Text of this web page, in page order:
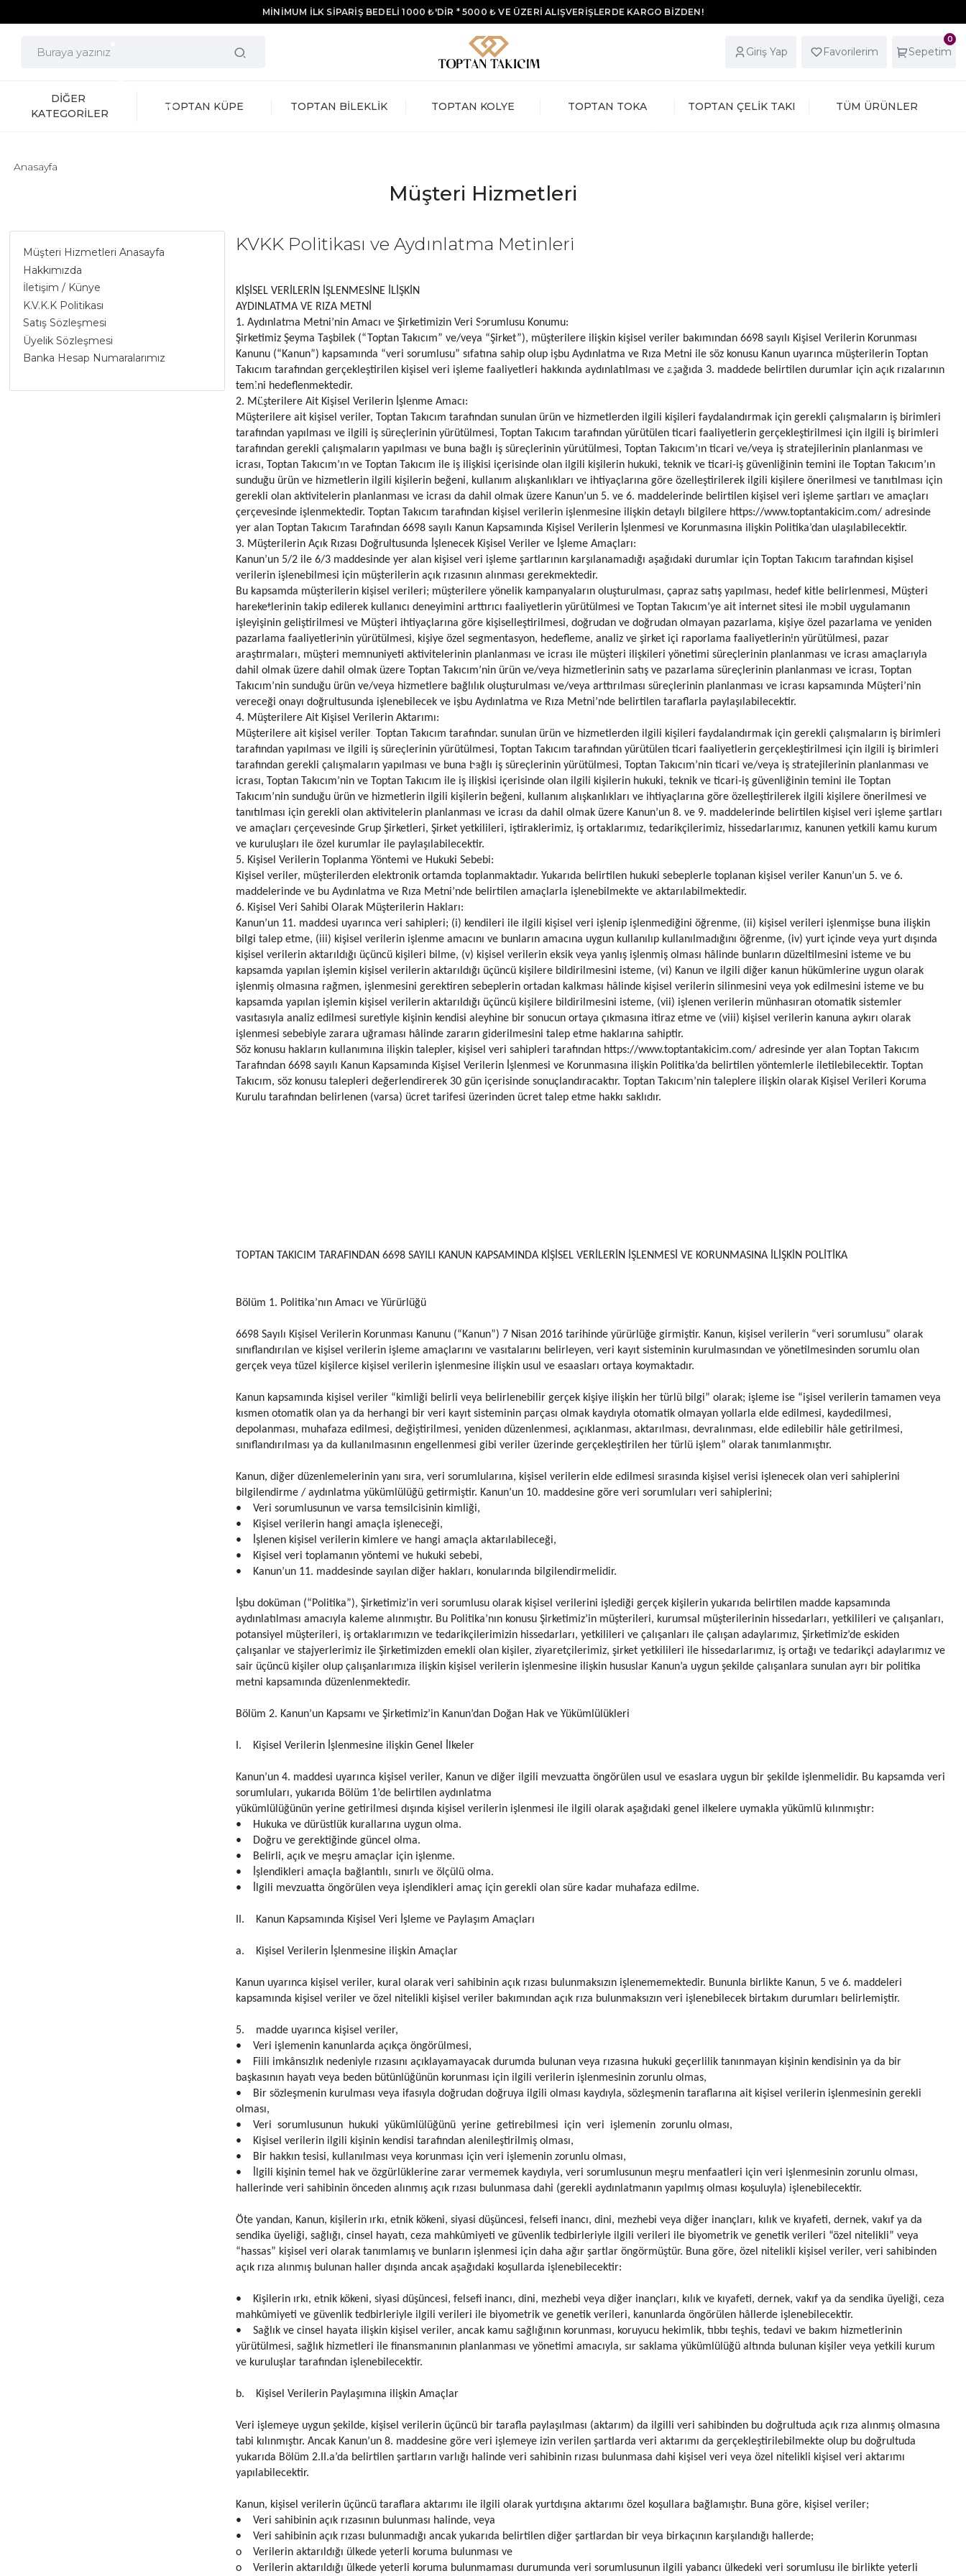
MİNİMUM İLK SİPARİŞ BEDELİ 1000 ₺'DİR * 5000 ₺ VE ÜZERİ ALIŞVERİŞLERDE KARGO BİZDEN!
Giriş Yap Favorilerim
0
Sepetim
DİĞER
KATEGORİLER
TOPTAN KÜPE TOPTAN BİLEKLİK TOPTAN KOLYE TOPTAN TOKA TOPTAN ÇELİK TAKI TÜM ÜRÜNLER
Müşteri Hizmetleri
Anasayfa
Müşteri Hizmetleri Anasayfa
Hakkımızda
İletişim / Künye
K.V.K.K Politikası
Satış Sözleşmesi
Üyelik Sözleşmesi
Banka Hesap Numaralarımız
KVKK Politikası ve Aydınlatma Metinleri
KİŞİSEL VERİLERİN İŞLENMESİNE İLİŞKİN
AYDINLATMA VE RIZA METNİ
1. Aydınlatma Metni’nin Amacı ve Şirketimizin Veri Sorumlusu Konumu:
Şirketimiz Şeyma Taşbilek (“Toptan Takıcım” ve/veya “Şirket”), müşterilere ilişkin kişisel veriler bakımından 6698 sayılı Kişisel Verilerin Korunması
Kanunu (“Kanun”) kapsamında “veri sorumlusu” sıfatına sahip olup işbu Aydınlatma ve Rıza Metni ile söz konusu Kanun uyarınca müşterilerin Toptan
Takıcım tarafından gerçekleştirilen kişisel veri işleme faaliyetleri hakkında aydınlatılması ve aşağıda 3. maddede belirtilen durumlar için açık rızalarının
temini hedeflenmektedir.
2. Müşterilere Ait Kişisel Verilerin İşlenme Amacı:
Müşterilere ait kişisel veriler, Toptan Takıcım tarafından sunulan ürün ve hizmetlerden ilgili kişileri faydalandırmak için gerekli çalışmaların iş birimleri
tarafından yapılması ve ilgili iş süreçlerinin yürütülmesi, Toptan Takıcım tarafından yürütülen ticari faaliyetlerin gerçekleştirilmesi için ilgili iş birimleri
tarafından gerekli çalışmaların yapılması ve buna bağlı iş süreçlerinin yürütülmesi, Toptan Takıcım’ın ticari ve/veya iş stratejilerinin planlanması ve
icrası, Toptan Takıcım’ın ve Toptan Takıcım ile iş ilişkisi içerisinde olan ilgili kişilerin hukuki, teknik ve ticari-iş güvenliğinin temini ile Toptan Takıcım’ın
sunduğu ürün ve hizmetlerin ilgili kişilerin beğeni, kullanım alışkanlıkları ve ihtiyaçlarına göre özelleştirilerek ilgili kişilere önerilmesi ve tanıtılması için
gerekli olan aktivitelerin planlanması ve icrası da dahil olmak üzere Kanun’un 5. ve 6. maddelerinde belirtilen kişisel veri işleme şartları ve amaçları
çerçevesinde işlenmektedir. Toptan Takıcım tarafından kişisel verilerin işlenmesine ilişkin detaylı bilgilere https://www.toptantakicim.com/ adresinde
yer alan Toptan Takıcım Tarafından 6698 sayılı Kanun Kapsamında Kişisel Verilerin İşlenmesi ve Korunmasına ilişkin Politika’dan ulaşılabilecektir.
3. Müşterilerin Açık Rızası Doğrultusunda İşlenecek Kişisel Veriler ve İşleme Amaçları:
Kanun’un 5/2 ile 6/3 maddesinde yer alan kişisel veri işleme şartlarının karşılanamadığı aşağıdaki durumlar için Toptan Takıcım tarafından kişisel
verilerin işlenebilmesi için müşterilerin açık rızasının alınması gerekmektedir.
Bu kapsamda müşterilerin kişisel verileri; müşterilere yönelik kampanyaların oluşturulması, çapraz satış yapılması, hedef kitle belirlenmesi, Müşteri
hareketlerinin takip edilerek kullanıcı deneyimini arttırıcı faaliyetlerin yürütülmesi ve Toptan Takıcım’ye ait internet sitesi ile mobil uygulamanın
işleyişinin geliştirilmesi ve Müşteri ihtiyaçlarına göre kişiselleştirilmesi, doğrudan ve doğrudan olmayan pazarlama, kişiye özel pazarlama ve yeniden
pazarlama faaliyetlerinin yürütülmesi, kişiye özel segmentasyon, hedefleme, analiz ve şirket içi raporlama faaliyetlerinin yürütülmesi, pazar
araştırmaları, müşteri memnuniyeti aktivitelerinin planlanması ve icrası ile müşteri ilişkileri yönetimi süreçlerinin planlanması ve icrası amaçlarıyla
dahil olmak üzere dahil olmak üzere Toptan Takıcım’nin ürün ve/veya hizmetlerinin satış ve pazarlama süreçlerinin planlanması ve icrası, Toptan
Takıcım’nin sunduğu ürün ve/veya hizmetlere bağlılık oluşturulması ve/veya arttırılması süreçlerinin planlanması ve icrası kapsamında Müşteri’nin
vereceği onayı doğrultusunda işlenebilecek ve işbu Aydınlatma ve Rıza Metni’nde belirtilen taraflarla paylaşılabilecektir.
4. Müşterilere Ait Kişisel Verilerin Aktarımı:
Müşterilere ait kişisel veriler, Toptan Takıcım tarafından sunulan ürün ve hizmetlerden ilgili kişileri faydalandırmak için gerekli çalışmaların iş birimleri
tarafından yapılması ve ilgili iş süreçlerinin yürütülmesi, Toptan Takıcım tarafından yürütülen ticari faaliyetlerin gerçekleştirilmesi için ilgili iş birimleri
tarafından gerekli çalışmaların yapılması ve buna bağlı iş süreçlerinin yürütülmesi, Toptan Takıcım’nin ticari ve/veya iş stratejilerinin planlanması ve
icrası, Toptan Takıcım’nin ve Toptan Takıcım ile iş ilişkisi içerisinde olan ilgili kişilerin hukuki, teknik ve ticari-iş güvenliğinin temini ile Toptan
Takıcım’nin sunduğu ürün ve hizmetlerin ilgili kişilerin beğeni, kullanım alışkanlıkları ve ihtiyaçlarına göre özelleştirilerek ilgili kişilere önerilmesi ve
tanıtılması için gerekli olan aktivitelerin planlanması ve icrası da dahil olmak üzere Kanun’un 8. ve 9. maddelerinde belirtilen kişisel veri işleme şartları
ve amaçları çerçevesinde Grup Şirketleri, Şirket yetkilileri, iştiraklerimiz, iş ortaklarımız, tedarikçilerimiz, hissedarlarımız, kanunen yetkili kamu kurum
ve kuruluşları ile özel kurumlar ile paylaşılabilecektir.
5. Kişisel Verilerin Toplanma Yöntemi ve Hukuki Sebebi:
Kişisel veriler, müşterilerden elektronik ortamda toplanmaktadır. Yukarıda belirtilen hukuki sebeplerle toplanan kişisel veriler Kanun’un 5. ve 6.
maddelerinde ve bu Aydınlatma ve Rıza Metni’nde belirtilen amaçlarla işlenebilmekte ve aktarılabilmektedir.
6. Kişisel Veri Sahibi Olarak Müşterilerin Hakları:
Kanun’un 11. maddesi uyarınca veri sahipleri; (i) kendileri ile ilgili kişisel veri işlenip işlenmediğini öğrenme, (ii) kişisel verileri işlenmişse buna ilişkin
bilgi talep etme, (iii) kişisel verilerin işlenme amacını ve bunların amacına uygun kullanılıp kullanılmadığını öğrenme, (iv) yurt içinde veya yurt dışında
kişisel verilerin aktarıldığı üçüncü kişileri bilme, (v) kişisel verilerin eksik veya yanlış işlenmiş olması hâlinde bunların düzeltilmesini isteme ve bu
kapsamda yapılan işlemin kişisel verilerin aktarıldığı üçüncü kişilere bildirilmesini isteme, (vi) Kanun ve ilgili diğer kanun hükümlerine uygun olarak
işlenmiş olmasına rağmen, işlenmesini gerektiren sebeplerin ortadan kalkması hâlinde kişisel verilerin silinmesini veya yok edilmesini isteme ve bu
kapsamda yapılan işlemin kişisel verilerin aktarıldığı üçüncü kişilere bildirilmesini isteme, (vii) işlenen verilerin münhasıran otomatik sistemler
vasıtasıyla analiz edilmesi suretiyle kişinin kendisi aleyhine bir sonucun ortaya çıkmasına itiraz etme ve (viii) kişisel verilerin kanuna aykırı olarak
işlenmesi sebebiyle zarara uğraması hâlinde zararın giderilmesini talep etme haklarına sahiptir.
Söz konusu hakların kullanımına ilişkin talepler, kişisel veri sahipleri tarafından https://www.toptantakicim.com/ adresinde yer alan Toptan Takıcım
Tarafından 6698 sayılı Kanun Kapsamında Kişisel Verilerin İşlenmesi ve Korunmasına ilişkin Politika’da belirtilen yöntemlerle iletilebilecektir. Toptan
Takıcım, söz konusu talepleri değerlendirerek 30 gün içerisinde sonuçlandıracaktır. Toptan Takıcım’nin taleplere ilişkin olarak Kişisel Verileri Koruma
Kurulu tarafından belirlenen (varsa) ücret tarifesi üzerinden ücret talep etme hakkı saklıdır.
TOPTAN TAKICIM TARAFINDAN 6698 SAYILI KANUN KAPSAMINDA KİŞİSEL VERİLERİN İŞLENMESİ VE KORUNMASINA İLİŞKİN POLİTİKA
Bölüm 1. Politika’nın Amacı ve Yürürlüğü
6698 Sayılı Kişisel Verilerin Korunması Kanunu (“Kanun”) 7 Nisan 2016 tarihinde yürürlüğe girmiştir. Kanun, kişisel verilerin “veri sorumlusu” olarak
sınıflandırılan ve kişisel verilerin işleme amaçlarını ve vasıtalarını belirleyen, veri kayıt sisteminin kurulmasından ve yönetilmesinden sorumlu olan
gerçek veya tüzel kişilerce kişisel verilerin işlenmesine ilişkin usul ve esaasları ortaya koymaktadır.
Kanun kapsamında kişisel veriler “kimliği belirli veya belirlenebilir gerçek kişiye ilişkin her türlü bilgi” olarak; işleme ise “işisel verilerin tamamen veya
kısmen otomatik olan ya da herhangi bir veri kayıt sisteminin parçası olmak kaydıyla otomatik olmayan yollarla elde edilmesi, kaydedilmesi,
depolanması, muhafaza edilmesi, değiştirilmesi, yeniden düzenlenmesi, açıklanması, aktarılması, devralınması, elde edilebilir hâle getirilmesi,
sınıflandırılması ya da kullanılmasının engellenmesi gibi veriler üzerinde gerçekleştirilen her türlü işlem” olarak tanımlanmıştır.
Kanun, diğer düzenlemelerinin yanı sıra, veri sorumlularına, kişisel verilerin elde edilmesi sırasında kişisel verisi işlenecek olan veri sahiplerini
bilgilendirme / aydınlatma yükümlülüğü getirmiştir. Kanun’un 10. maddesine göre veri sorumluları veri sahiplerini;
• Veri sorumlusunun ve varsa temsilcisinin kimliği,
• Kişisel verilerin hangi amaçla işleneceği,
• İşlenen kişisel verilerin kimlere ve hangi amaçla aktarılabileceği,
• Kişisel veri toplamanın yöntemi ve hukuki sebebi,
• Kanun’un 11. maddesinde sayılan diğer hakları, konularında bilgilendirmelidir.
İşbu doküman (“Politika”), Şirketimiz’in veri sorumlusu olarak kişisel verilerini işlediği gerçek kişilerin yukarıda belirtilen madde kapsamında
aydınlatılması amacıyla kaleme alınmıştır. Bu Politika’nın konusu Şirketimiz’in müşterileri, kurumsal müşterilerinin hissedarları, yetkilileri ve çalışanları,
potansiyel müşterileri, iş ortaklarımızın ve tedarikçilerimizin hissedarları, yetkilileri ve çalışanları ile çalışan adaylarımız, Şirketimiz’de eskiden
çalışanlar ve stajyerlerimiz ile Şirketimizden emekli olan kişiler, ziyaretçilerimiz, şirket yetkilileri ile hissedarlarımız, iş ortağı ve tedarikçi adaylarımız ve
sair üçüncü kişiler olup çalışanlarımıza ilişkin kişisel verilerin işlenmesine ilişkin hususlar Kanun’a uygun şekilde çalışanlara sunulan ayrı bir politika
metni kapsamında düzenlenmektedir.
Bölüm 2. Kanun’un Kapsamı ve Şirketimiz’in Kanun’dan Doğan Hak ve Yükümlülükleri
I. Kişisel Verilerin İşlenmesine ilişkin Genel İlkeler
Kanun’un 4. maddesi uyarınca kişisel veriler, Kanun ve diğer ilgili mevzuatta öngörülen usul ve esaslara uygun bir şekilde işlenmelidir. Bu kapsamda veri
sorumluları, yukarıda Bölüm 1’de belirtilen aydınlatma
yükümlülüğünün yerine getirilmesi dışında kişisel verilerin işlenmesi ile ilgili olarak aşağıdaki genel ilkelere uymakla yükümlü kılınmıştır:
• Hukuka ve dürüstlük kurallarına uygun olma.
• Doğru ve gerektiğinde güncel olma.
• Belirli, açık ve meşru amaçlar için işlenme.
• İşlendikleri amaçla bağlantılı, sınırlı ve ölçülü olma.
• İlgili mevzuatta öngörülen veya işlendikleri amaç için gerekli olan süre kadar muhafaza edilme.
II. Kanun Kapsamında Kişisel Veri İşleme ve Paylaşım Amaçları
a. Kişisel Verilerin İşlenmesine ilişkin Amaçlar
Kanun uyarınca kişisel veriler, kural olarak veri sahibinin açık rızası bulunmaksızın işlenememektedir. Bununla birlikte Kanun, 5 ve 6. maddeleri
kapsamında kişisel veriler ve özel nitelikli kişisel veriler bakımından açık rıza bulunmaksızın veri işlenebilecek birtakım durumları belirlemiştir.
5. madde uyarınca kişisel veriler,
• Veri işlemenin kanunlarda açıkça öngörülmesi,
• Fiili imkânsızlık nedeniyle rızasını açıklayamayacak durumda bulunan veya rızasına hukuki geçerlilik tanınmayan kişinin kendisinin ya da bir
başkasının hayatı veya beden bütünlüğünün korunması için ilgili verilerin işlenmesinin zorunlu olmas,
• Bir sözleşmenin kurulması veya ifasıyla doğrudan doğruya ilgili olması kaydıyla, sözleşmenin taraflarına ait kişisel verilerin işlenmesinin gerekli
olması,
• Veri sorumlusunun hukuki yükümlülüğünü yerine getirebilmesi için veri işlemenin zorunlu olması,
• Kişisel verilerin ilgili kişinin kendisi tarafından alenileştirilmiş olması,
• Bir hakkın tesisi, kullanılması veya korunması için veri işlemenin zorunlu olması,
• İlgili kişinin temel hak ve özgürlüklerine zarar vermemek kaydıyla, veri sorumlusunun meşru menfaatleri için veri işlenmesinin zorunlu olması,
hallerinde veri sahibinin önceden alınmış açık rızası bulunmasa dahi (gerekli aydınlatmanın yapılmış olması koşuluyla) işlenebilecektir.
Öte yandan, Kanun, kişilerin ırkı, etnik kökeni, siyasi düşüncesi, felsefi inancı, dini, mezhebi veya diğer inançları, kılık ve kıyafeti, dernek, vakıf ya da
sendika üyeliği, sağlığı, cinsel hayatı, ceza mahkûmiyeti ve güvenlik tedbirleriyle ilgili verileri ile biyometrik ve genetik verileri “özel nitelikli” veya
“hassas” kişisel veri olarak tanımlamış ve bunların işlenmesi için daha ağır şartlar öngörmüştür. Buna göre, özel nitelikli kişisel veriler, veri sahibinden
açık rıza alınmış bulunan haller dışında ancak aşağıdaki koşullarda işlenebilecektir:
• Kişilerin ırkı, etnik kökeni, siyasi düşüncesi, felsefi inancı, dini, mezhebi veya diğer inançları, kılık ve kıyafeti, dernek, vakıf ya da sendika üyeliği, ceza
mahkûmiyeti ve güvenlik tedbirleriyle ilgili verileri ile biyometrik ve genetik verileri, kanunlarda öngörülen hâllerde işlenebilecektir.
• Sağlık ve cinsel hayata ilişkin kişisel veriler, ancak kamu sağlığının korunması, koruyucu hekimlik, tıbbı teşhis, tedavi ve bakım hizmetlerinin
yürütülmesi, sağlık hizmetleri ile finansmanının planlanması ve yönetimi amacıyla, sır saklama yükümlülüğü altında bulunan kişiler veya yetkili kurum
ve kuruluşlar tarafından işlenebilecektir.
b. Kişisel Verilerin Paylaşımına ilişkin Amaçlar
Veri işlemeye uygun şekilde, kişisel verilerin üçüncü bir tarafla paylaşılması (aktarım) da ilgilli veri sahibinden bu doğrultuda açık rıza alınmış olmasına
tabi kılınmıştır. Ancak Kanun’un 8. maddesine göre veri işlemeye izin verilen şartlarda veri aktarımı da gerçekleştirilebilmekte olup bu doğrultuda
yukarıda Bölüm 2.II.a’da belirtilen şartların varlığı halinde veri sahibinin rızası bulunmasa dahi kişisel veri veya özel nitelikli kişisel veri aktarımı
yapılabilecektir.
Kanun, kişisel verilerin üçüncü taraflara aktarımı ile ilgili olarak yurtdışına aktarımı özel koşullara bağlamıştır. Buna göre, kişisel veriler;
• Veri sahibinin açık rızasının bulunması halinde, veya
• Veri sahibinin açık rızası bulunmadığı ancak yukarıda belirtilen diğer şartlardan bir veya birkaçının karşılandığı hallerde;
o Verilerin aktarıldığı ülkede yeterli koruma bulunması ve
o Verilerin aktarıldığı ülkede yeterli koruma bulunmaması durumunda veri sorumlusunun ilgili yabancı ülkedeki veri sorumlusu ile birlikte yeterli